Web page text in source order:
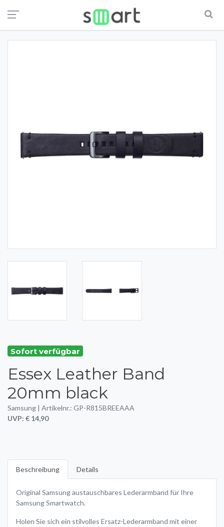
Sofort verfügbar
Essex Leather Band
20mm black
Samsung | Artikelnr.: GP-R815BREEAAA
UVP: € 14,90
Beschreibung Details
Original Samsung austauschbares Lederarmband für Ihre
Samsung Smartwatch.
Holen Sie sich ein stilvolles Ersatz-Lederarmband mit einer